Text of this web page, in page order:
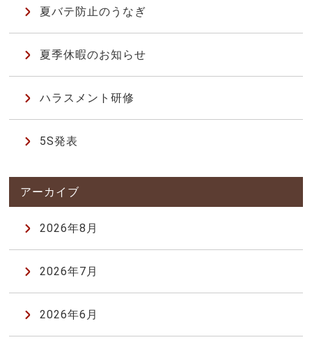
夏バテ防止のうなぎ
夏季休暇のお知らせ
ハラスメント研修
5S発表
2026年8月
2026年7月
2026年6月